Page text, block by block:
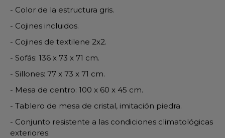
- Color de la estructura gris.
- Cojines incluidos.
- Cojines de textilene 2x2.
- Sofás: 136 x 73 x 71 cm.
- Sillones: 77 x 73 x 71 cm.
- Mesa de centro: 100 x 60 x 45 cm.
- Tablero de mesa de cristal, imitación piedra.
- Conjunto resistente a las condiciones climatológicas
exteriores.